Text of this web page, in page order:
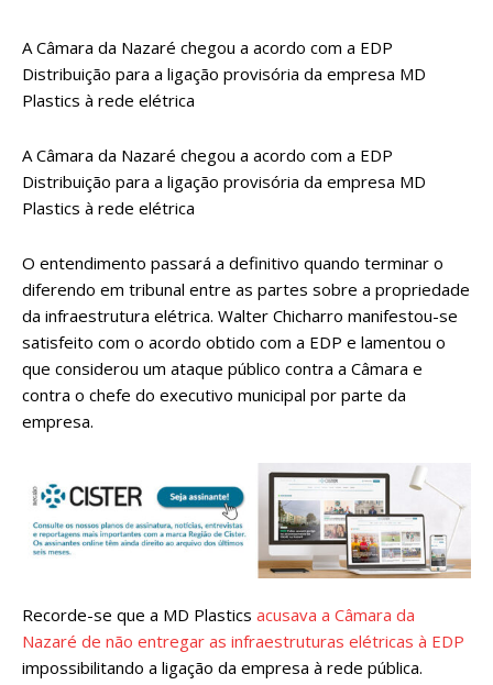
A Câmara da Nazaré chegou a acordo com a EDP
Distribuição para a ligação provisória da empresa MD
Plastics à rede elétrica
A Câmara da Nazaré chegou a acordo com a EDP
Distribuição para a ligação provisória da empresa MD
Plastics à rede elétrica
O entendimento passará a definitivo quando terminar o
diferendo em tribunal entre as partes sobre a propriedade
da infraestrutura elétrica. Walter Chicharro manifestou-se
satisfeito com o acordo obtido com a EDP e lamentou o
que considerou um ataque público contra a Câmara e
contra o chefe do executivo municipal por parte da
empresa.
Recorde-se que a MD Plastics acusava a Câmara da
Nazaré de não entregar as infraestruturas elétricas à EDP
impossibilitando a ligação da empresa à rede pública.